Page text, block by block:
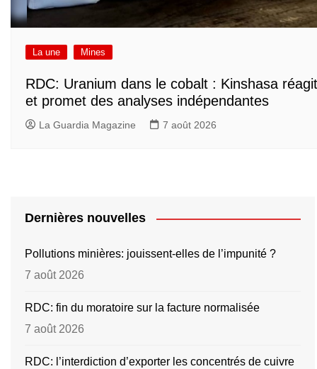
La une Mines
RDC: Uranium dans le cobalt : Kinshasa réagit
et promet des analyses indépendantes
La Guardia Magazine 7 août 2026
Dernières nouvelles
Pollutions minières: jouissent-elles de l’impunité ?
7 août 2026
RDC: fin du moratoire sur la facture normalisée
7 août 2026
RDC: l’interdiction d’exporter les concentrés de cuivre